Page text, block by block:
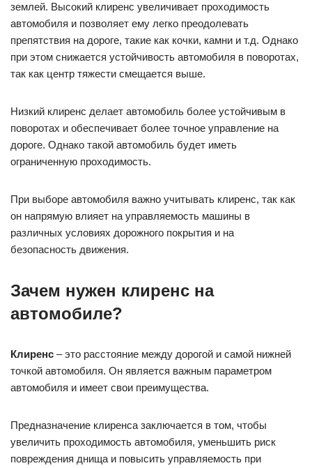
землей. Высокий клиренс увеличивает проходимость
автомобиля и позволяет ему легко преодолевать
препятствия на дороге, такие как кочки, камни и т.д. Однако
при этом снижается устойчивость автомобиля в поворотах,
так как центр тяжести смещается выше.
Низкий клиренс делает автомобиль более устойчивым в
поворотах и обеспечивает более точное управление на
дороге. Однако такой автомобиль будет иметь
ограниченную проходимость.
При выборе автомобиля важно учитывать клиренс, так как
он напрямую влияет на управляемость машины в
различных условиях дорожного покрытия и на
безопасность движения.
Зачем нужен клиренс на
автомобиле?
Клиренс – это расстояние между дорогой и самой нижней
точкой автомобиля. Он является важным параметром
автомобиля и имеет свои преимущества.
Предназначение клиренса заключается в том, чтобы
увеличить проходимость автомобиля, уменьшить риск
повреждения днища и повысить управляемость при